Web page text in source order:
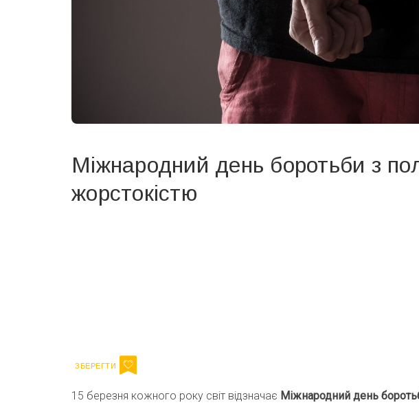
Міжнародний день боротьби з
жорстокістю
15 березня кожного року світ відзначає Міжнародний день